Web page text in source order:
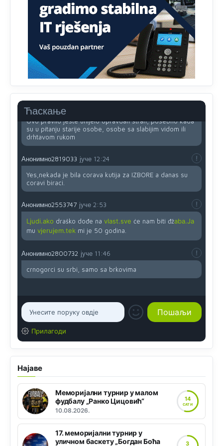
Ћаскање
Najveći dio populacije starije od 65 godina uopšte ne
koristi internet, niti ima pristup računarima
Анонимно2818605 јуче
Uvođenje pravila da se umjesto dosadašnjeg znaka "X"
(krstića) kružić ispred kandidata mora u potpunosti
obojiti (popuniti) uvedeno je isključivo zbog tehničkih
Ovo pravilo jeste unijelo opravdan strah, posebno kada
su u pitanju starije osobe, osobe sa slabijim vidom ili
drhtavom rukom
Анонимно2819033 јуче 12:24
Yes,nekada je bila corava kutija za IZBORE a danas su
coravi biraci.
Анонимно2553747 јуче 2:53
Ljudi.ako draško dođe na vlast.sve će nam biti đžaba.Ja
mu vjerujem.tek mi je 50 godina.
Анонимно2800732 јуче 11:46
crnogorci su srbi, samo sa brkovima
Прилагоди
Најаве
Меморијални турнир у малом
фудбалу „Ранко Цицовић“
10.08.2026.
14
САТИ
17. меморијални турнир у
уличном баскету „Богдан Боћа
3